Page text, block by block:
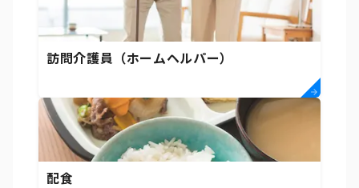
訪問介護員（ホームヘルパー）
配食